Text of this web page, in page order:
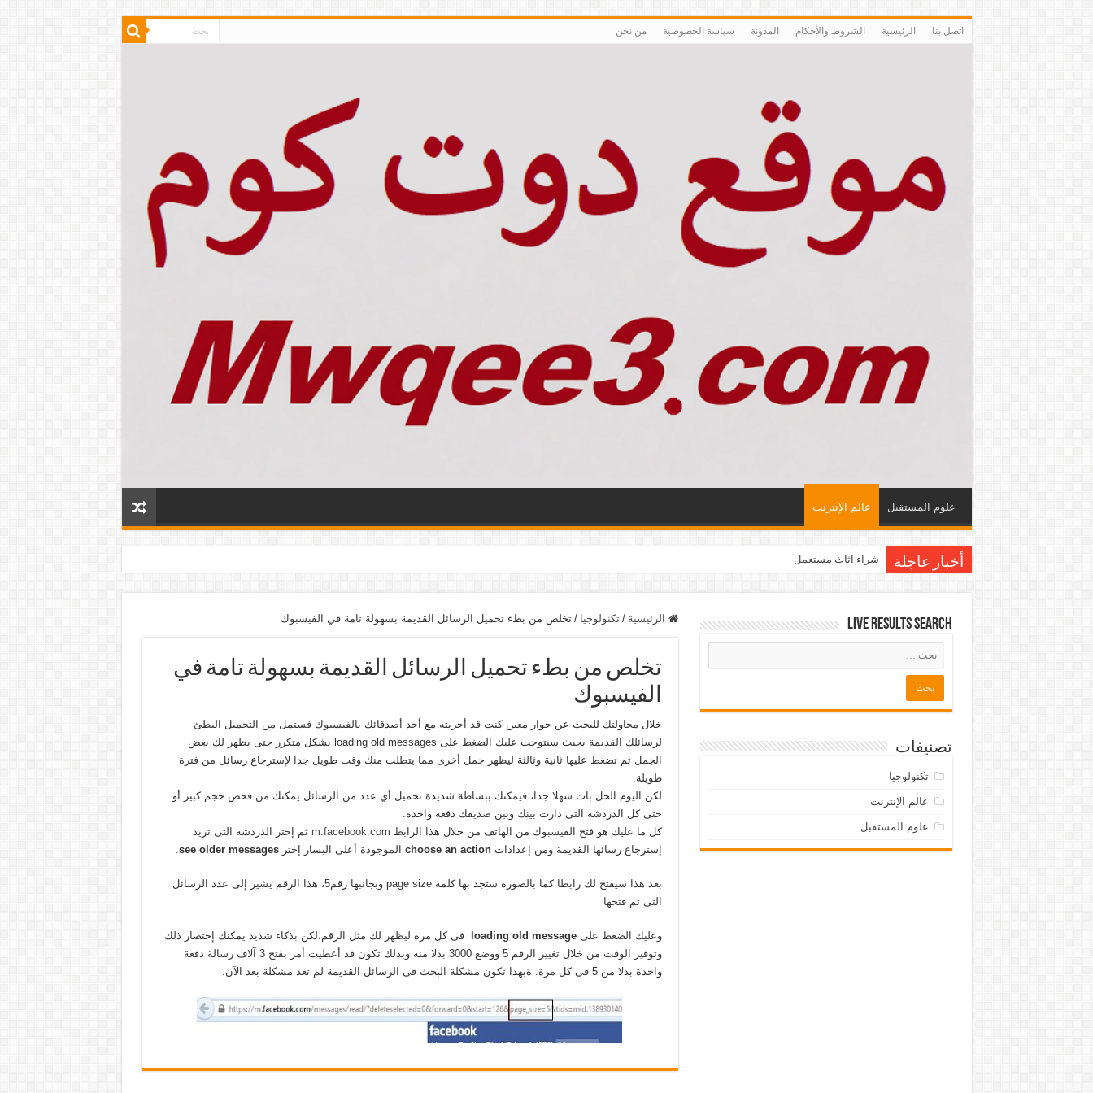
اتصل بنا الرئيسية الشروط والأحكام المدونة سياسة الخصوصية من نحن
علوم المستقبل عالم الإنترنت
أخبار عاجلة شراء اثاث مستعمل
الرئيسية / تكنولوجيا / تخلص من بطء تحميل الرسائل القديمة بسهولة تامة في الفيسبوك
تخلص من بطء تحميل الرسائل القديمة بسهولة تامة في
الفيسبوك
خلال محاولتك للبحث عن حوار معين كنت قد أجريته مع أحد أصدقائك بالفيسبوك فستمل من التحميل البطئ
لرسائلك القديمة بحيث سيتوجب عليك الضغط على loading old messages بشكل متكرر حتى يظهر لك بعض
الجمل ثم تضغط عليها ثانية وثالثة ليظهر جمل أخرى مما يتطلب منك وقت طويل جدا لإسترجاع رسائل من فترة
طويلة.
لكن اليوم الحل بات سهلا جدا، فيمكنك ببساطة شديدة تحميل أي عدد من الرسائل يمكنك من فحص حجم كبير أو
حتى كل الدردشة التى دارت بينك وبين صديقك دفعة واحدة.
كل ما عليك هو فتح الفيسبوك من الهاتف من خلال هذا الرابط m.facebook.com ثم إختر الدردشة التى تريد
إسترجاع رسائها القديمة ومن إعداداتchoose an action الموجودة أعلى اليسار إخترsee older messages
.
بعد هذا سيفتح لك رابطا كما بالصورة ستجد بها كلمة page size وبجانبها رقم5، هذا الرقم يشير إلى عدد الرسائل
التى تم فتحها
وعليك الضغط علىloading old message
فى كل مرة ليظهر لك مثل الرقم.لكن بذكاء شديد يمكنك إختصار ذلك
وتوفير الوقت من خلال تغيير الرقم 5 ووضع 3000 بدلا منه وبذلك تكون قد أعطيت أمر بفتح 3 آلاف رسالة دفعة
واحدة بدلا من 5 فى كل مرة. ةبهذا تكون مشكلة البحث فى الرسائل القديمة لم تعد مشكلة بعد الآن.
Live Results Search
تصنيفات
تكنولوجيا
عالم الإنترنت
علوم المستقبل